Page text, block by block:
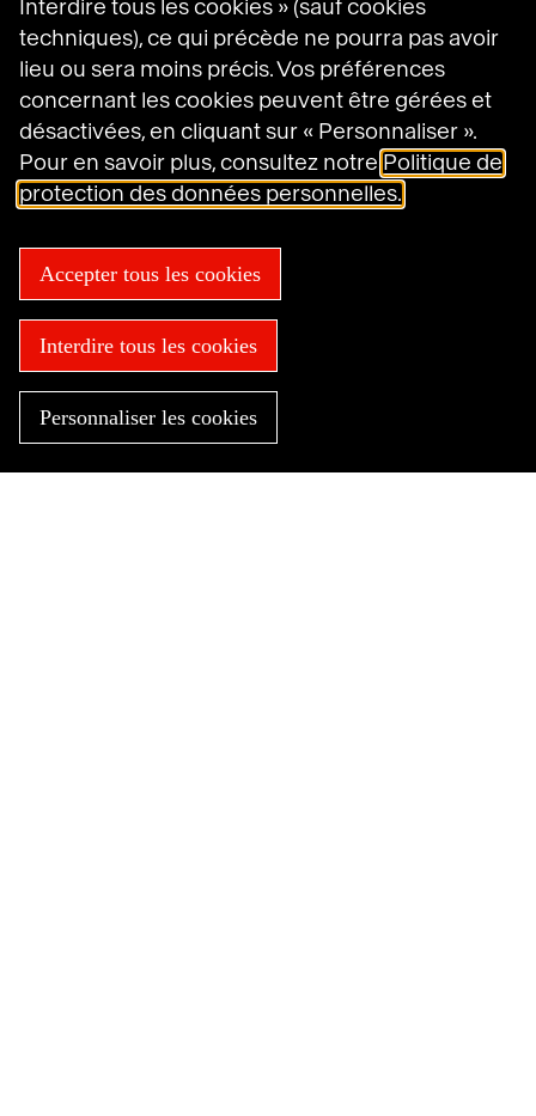
Trouver une agence
Havas sur LinkedIn
Havas sur Instagram
Havas sur DailyMotion
Mentions légales
Conditions générales d’utilisation
Politique en matière de cookies
Politique de protection des données personnelles
Plan du site
Accessibilité : non conforme
Interdire tous les cookies » (sauf cookies
techniques), ce qui précède ne pourra pas avoir
lieu ou sera moins précis. Vos préférences
concernant les cookies peuvent être gérées et
désactivées, en cliquant sur « Personnaliser ».
Pour en savoir plus, consultez notre Politique de
protection des données personnelles.
Accepter tous les cookies
Interdire tous les cookies
Personnaliser les cookies